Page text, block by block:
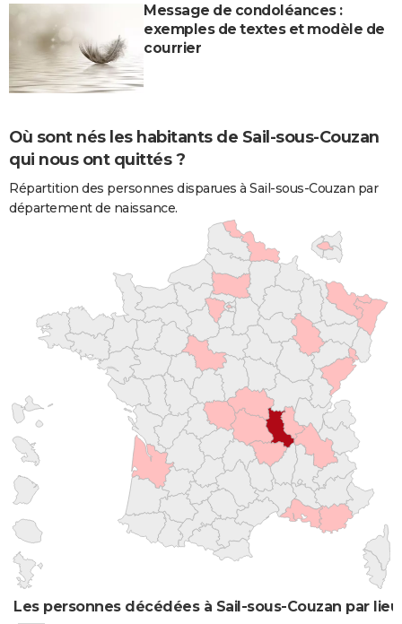
Message de condoléances :
exemples de textes et modèle de
courrier
Où sont nés les habitants de Sail-sous-Couzan
qui nous ont quittés ?
Répartition des personnes disparues à Sail-sous-Couzan par
département de naissance.
Les personnes décédées à Sail-sous-Couzan par